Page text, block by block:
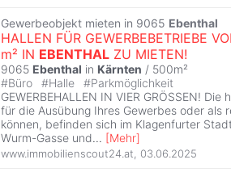
Gewerbeobjekt mieten in 9065 Ebenthal
HALLEN FÜR GEWERBEBETRIEBE
m² IN EBENTHAL ZU MIETEN!
9065 Ebenthal in Kärnten / 500m²
#Büro #Halle #Parkmöglichkeit
GEWERBEHALLEN IN VIER GRÖSSEN!
für die Ausübung Ihres Gewerbes oder als
können, befinden sich im Klagenfurter
Wurm-Gasse und... [Mehr]
www.immobilienscout24.at 03.06.2025